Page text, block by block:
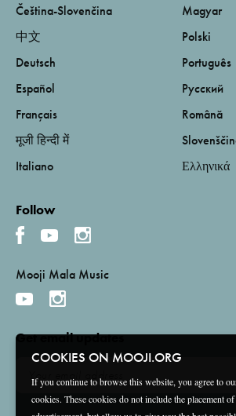
COOKIES ON MOOJI.ORG
If you continue to browse this website, you agree to
cookies. These cookies do not include the placement
Čeština-Slovenčina
中文
Deutsch
Español
Français
मूजी हिन्दी में
Italiano
Magyar
Polski
Português
Русский
Română
Ελληνικά
Follow
Mooji Mala Music
Get email updates